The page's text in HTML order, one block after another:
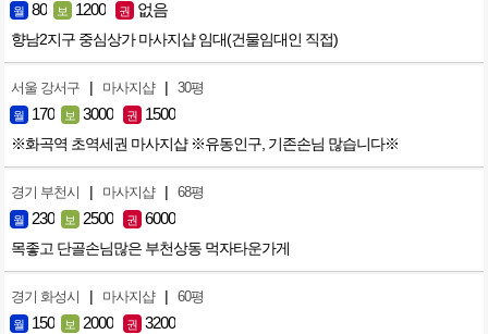
월 80 보 1200 권 없음
향남2지구 중심상가 마사지샵 임대(건물임대인 직접)
서울 강서구 | 마사지샵 | 30평
월 170 보 3000 권 1500
※화곡역 초역세권 마사지샵 ※유동인구, 기존손님 많습니다※
경기 부천시 | 마사지샵 | 68평
월 230 보 2500 권 6000
목좋고 단골손님많은 부천상동 먹자타운가게
경기 화성시 | 마사지샵 | 60평
월 150 보 2000 권 3200